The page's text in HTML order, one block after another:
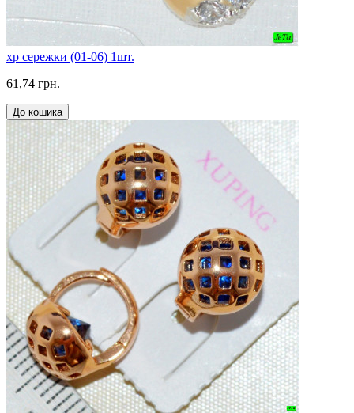
xp сережки (01-06) 1шт.
61,74 грн.
До кошика